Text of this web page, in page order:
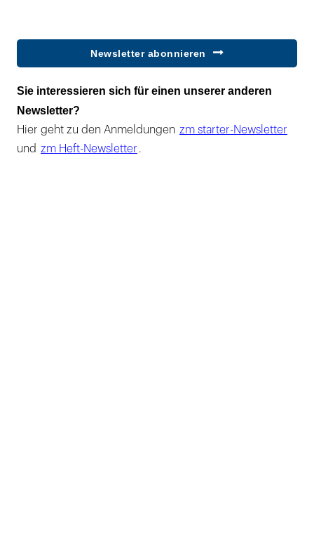
Newsletter abonnieren
Sie interessieren sich für einen unserer anderen
Newsletter?
Hier geht zu den Anmeldungen zm starter-Newsletter
und zm Heft-Newsletter .